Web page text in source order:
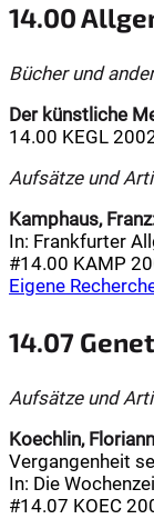
14.00
Bücher und
Der künstliche
14.00 KEGL
Aufsätze und
Kamphaus,
In: Frankfurter
#14.00 KAMP
Eigene
14.07
Aufsätze und
Koechlin,
Vergangenheit
In: Die
#14.07 KOEC